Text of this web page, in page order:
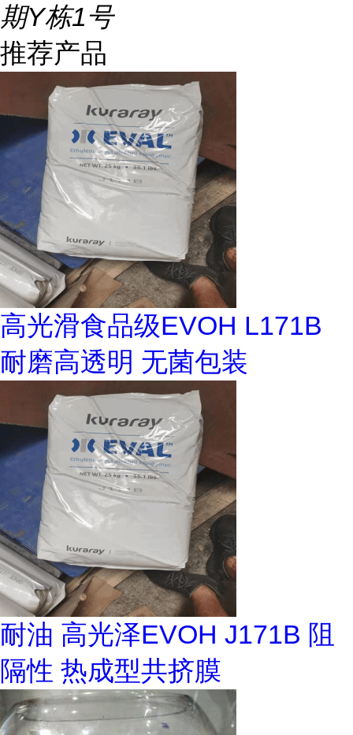
期Y栋1号
推荐产品
高光滑食品级EVOH L171B
耐磨高透明 无菌包装
耐油 高光泽EVOH J171B 阻
隔性 热成型共挤膜